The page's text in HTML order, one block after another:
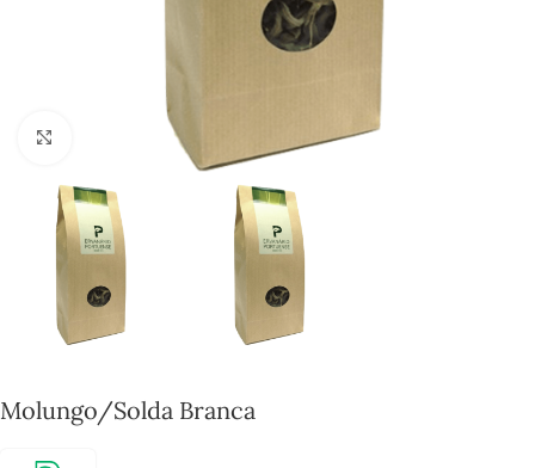
Click to enlarge
Molungo/Solda Branca